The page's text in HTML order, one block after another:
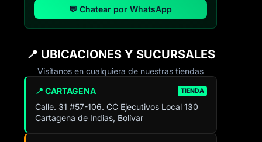
💬 Chatear por WhatsApp
📍 UBICACIONES Y SUCURSALES
Visítanos en cualquiera de nuestras tiendas
📍 CARTAGENA TIENDA
Calle. 31 #57-106. CC Ejecutivos Local 130
Cartagena de Indias, Bolívar